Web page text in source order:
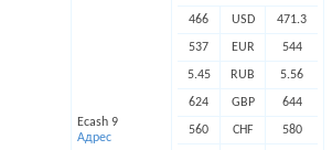
Ecash 9
Адрес
466 USD 471.3
537 EUR 544
5.45 RUB 5.56
624 GBP 644
560 CHF 580